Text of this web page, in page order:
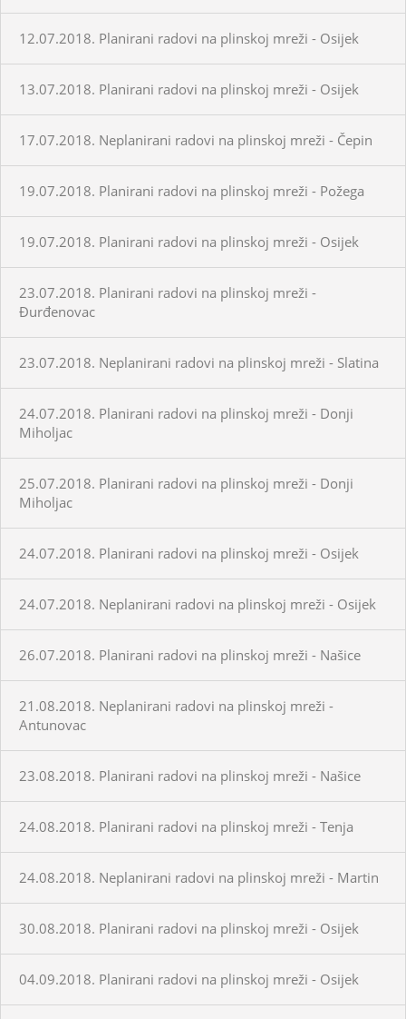
12.07.2018. Planirani radovi na plinskoj mreži - Osijek
13.07.2018. Planirani radovi na plinskoj mreži - Osijek
17.07.2018. Neplanirani radovi na plinskoj mreži - Čepin
19.07.2018. Planirani radovi na plinskoj mreži - Požega
19.07.2018. Planirani radovi na plinskoj mreži - Osijek
23.07.2018. Planirani radovi na plinskoj mreži -
Đurđenovac
23.07.2018. Neplanirani radovi na plinskoj mreži - Slatina
24.07.2018. Planirani radovi na plinskoj mreži - Donji
Miholjac
25.07.2018. Planirani radovi na plinskoj mreži - Donji
Miholjac
24.07.2018. Planirani radovi na plinskoj mreži - Osijek
24.07.2018. Neplanirani radovi na plinskoj mreži - Osijek
26.07.2018. Planirani radovi na plinskoj mreži - Našice
21.08.2018. Neplanirani radovi na plinskoj mreži -
Antunovac
23.08.2018. Planirani radovi na plinskoj mreži - Našice
24.08.2018. Planirani radovi na plinskoj mreži - Tenja
24.08.2018. Neplanirani radovi na plinskoj mreži - Martin
30.08.2018. Planirani radovi na plinskoj mreži - Osijek
04.09.2018. Planirani radovi na plinskoj mreži - Osijek